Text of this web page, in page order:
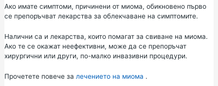
Ако имате симптоми, причинени от миома, обикновено първо
се препоръчват лекарства за облекчаване на симптомите.
Налични са и лекарства, които помагат за свиване на миома.
Ако те се окажат неефективни, може да се препоръчат
хирургични или други, по-малко инвазивни процедури.
Прочетете повече за лечението на миома .